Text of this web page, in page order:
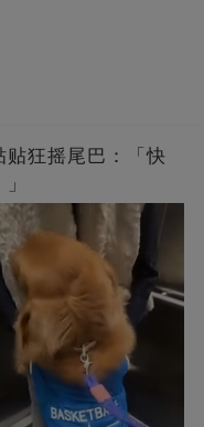
狂摇尾巴：「快